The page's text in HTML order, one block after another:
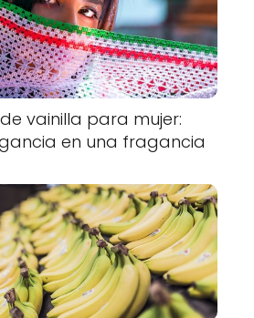
vainilla para mujer:
en una fragancia